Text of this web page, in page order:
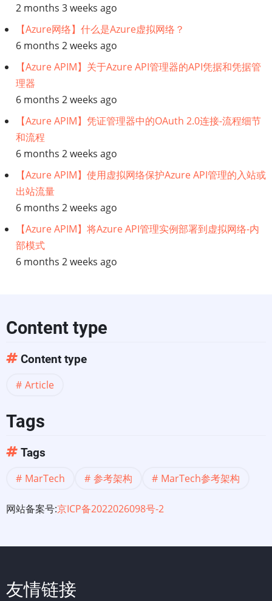
的
MarTech
参
考
架
构
第
部
分：
作
原
理
2 months 3 weeks ago
【Azure网络】什么是Azure虚拟网络？
6 months 2 weeks ago
【Azure APIM】关于Azure API管理器的API凭据和凭据管
理器
6 months 2 weeks ago
【Azure APIM】凭证管理器中的OAuth 2.0连接-流程细节
和流程
6 months 2 weeks ago
【Azure APIM】使用虚拟网络保护Azure API管理的入站或
出站流量
6 months 2 weeks ago
【Azure APIM】将Azure API管理实例部署到虚拟网络-内
部模式
6 months 2 weeks ago
Content type
Content type
Article
Tags
Tags
MarTech 参考架构 MarTech参考架构
网站备案号:京ICP备2022026098号-2
友情链接